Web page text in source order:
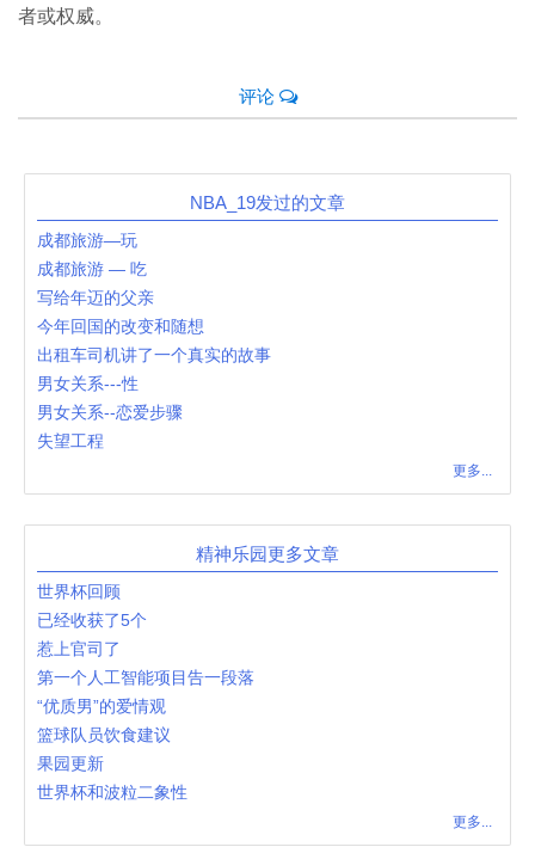
者或权威。
评论
NBA_19发过的文章
成都旅游—玩
成都旅游 — 吃
写给年迈的父亲
今年回国的改变和随想
出租车司机讲了一个真实的故事
男女关系---性
男女关系--恋爱步骤
失望工程
更多...
精神乐园更多文章
世界杯回顾
已经收获了5个
惹上官司了
第一个人工智能项目告一段落
“优质男”的爱情观
篮球队员饮食建议
果园更新
世界杯和波粒二象性
更多...